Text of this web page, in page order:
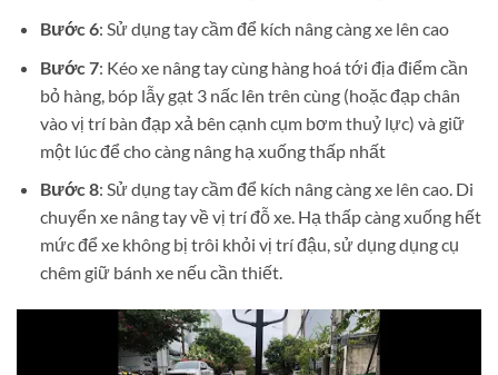
Bước 6: Sử dụng tay cầm để kích nâng càng xe lên cao
Bước 7: Kéo xe nâng tay cùng hàng hoá tới địa điểm cần
bỏ hàng, bóp lẫy gạt 3 nấc lên trên cùng (hoặc đạp chân
vào vị trí bàn đạp xả bên cạnh cụm bơm thuỷ lực) và giữ
một lúc để cho càng nâng hạ xuống thấp nhất
Bước 8: Sử dụng tay cầm để kích nâng càng xe lên cao. Di
chuyển xe nâng tay về vị trí đỗ xe. Hạ thấp càng xuống hết
mức để xe không bị trôi khỏi vị trí đậu, sử dụng dụng cụ
chêm giữ bánh xe nếu cần thiết.